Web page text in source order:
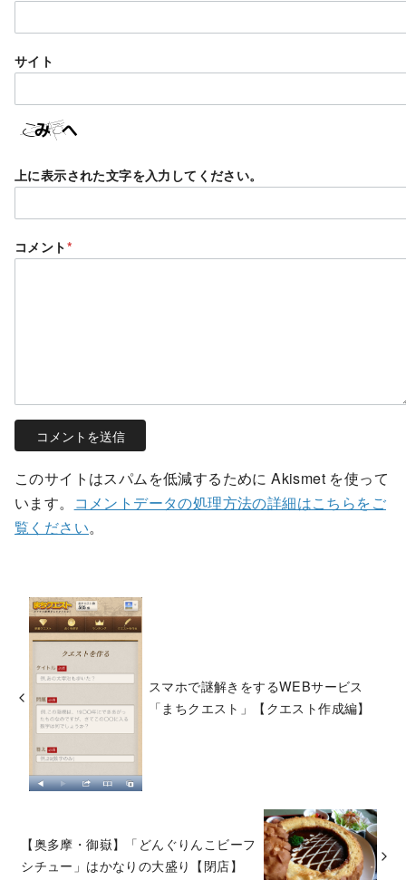
サイト
上に表示された文字を入力してください。
コメント*
このサイトはスパムを低減するために Akismet を使って
います。
コメントデータの処理方法の詳細はこちらをご
覧ください。
スマホで謎解きをするWEBサービス
「まちクエスト」【クエスト作成編】
【奥多摩・御嶽】「どんぐりんこビーフ
シチュー」はかなりの大盛り【閉店】